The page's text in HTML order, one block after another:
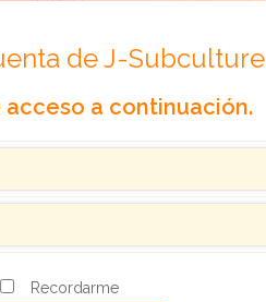
de J-Subculture
a continuación.
Recordarme